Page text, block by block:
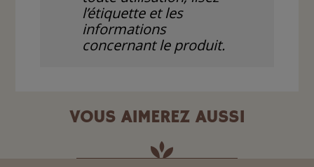
l’étiquette et les
informations
concernant le produit.
VOUS AIMEREZ AUSSI